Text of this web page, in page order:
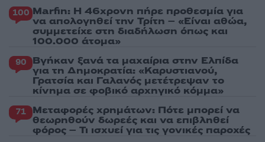
100 Marfin: Η 46χρονη πήρε προθεσμία για
να απολογηθεί την Τρίτη – «Είναι αθώα,
συμμετείχε στη διαδήλωση όπως και
100.000 άτομα»
90 Βγήκαν ξανά τα μαχαίρια στην Ελπίδα
για τη Δημοκρατία: «Καρυστιανού,
Γρατσία και Γαλανός μετέτρεψαν το
κίνημα σε φοβικό αρχηγικό κόμμα»
71 Μεταφορές χρημάτων: Πότε μπορεί να
θεωρηθούν δωρεές και να επιβληθεί
φόρος – Τι ισχυεί για τις γονικές παροχές